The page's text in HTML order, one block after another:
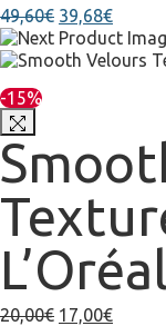
49,60€ 39,68€
-15%
20,00€ 17,00€